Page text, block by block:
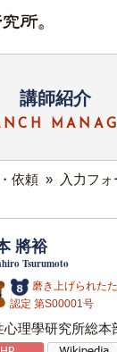
講師紹介
依頼 » 入力フォ
將裕
Tsurumoto
磨き上げられた
認定 第S00001号
心理學研究所総